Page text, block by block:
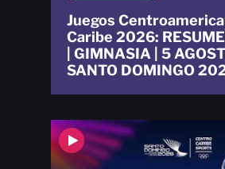
Juegos
Caribe 2026:
| GIMNASIA | 5
SANTO DOMINGO